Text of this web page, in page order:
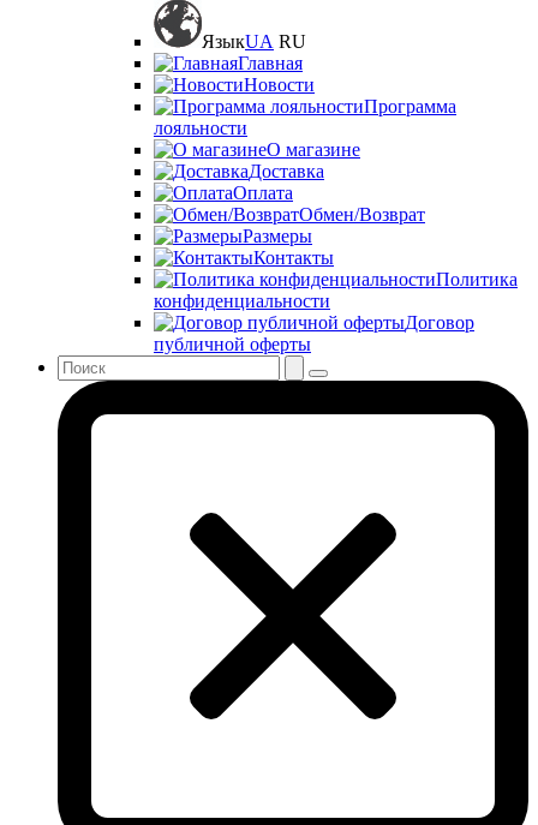
ЯзыкUA RU
Главная
Новости
Программа
лояльности
О магазине
Доставка
Оплата
Обмен/Возврат
Размеры
Контакты
Политика
конфиденциальности
Договор
публичной оферты